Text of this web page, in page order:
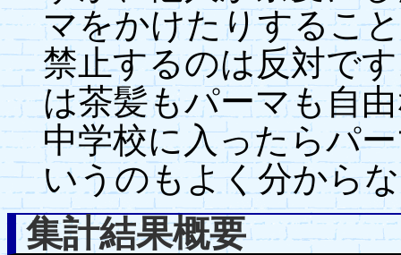
マをかけたりするこ
禁止するのは反対で
は茶髪もパーマも自
中学校に入ったらパ
いうのもよく分から
集計結果概要